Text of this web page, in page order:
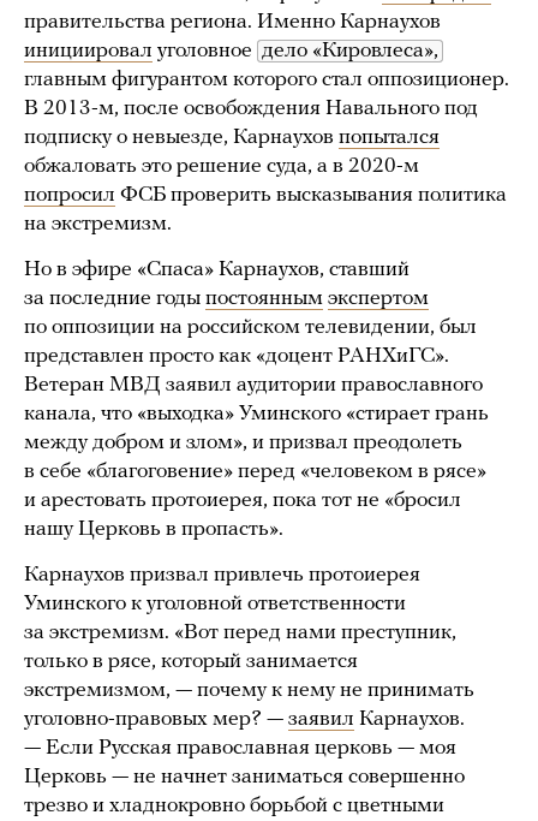
правительства региона. Именно Карнаухов
инициировал уголовное дело «Кировлеса»,
главным фигурантом которого стал оппозиционер.
В 2013-м, после освобождения Навального под
подписку о невыезде, Карнаухов попытался
обжаловать это решение суда, а в 2020-м
попросил ФСБ проверить высказывания политика
на экстремизм.
Но в эфире «Спаса» Карнаухов, ставший
за последние годы постоянным экспертом
по оппозиции на российском телевидении, был
представлен просто как «доцент РАНХиГС».
Ветеран МВД заявил аудитории православного
канала, что «выходка» Уминского «стирает грань
между добром и злом», и призвал преодолеть
в себе «благоговение» перед «человеком в рясе»
и арестовать протоиерея, пока тот не «бросил
нашу Церковь в пропасть».
Карнаухов призвал привлечь протоиерея
Уминского к уголовной ответственности
за экстремизм. «Вот перед нами преступник,
только в рясе, который занимается
экстремизмом, — почему к нему не принимать
уголовно-правовых мер? — заявил Карнаухов.
— Если Русская православная церковь — моя
Церковь — не начнет заниматься совершенно
трезво и хладнокровно борьбой с цветными